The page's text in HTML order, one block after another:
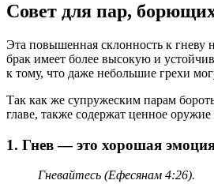
Совет для пар,
Эта повышенная склонность к гневу
брак имеет более высокую и
к тому, что даже небольшие грехи
Так как же супружеским парам
главе, также содержат ценное
1. Гнев — это хорошая
Гневайтесь (Ефесянам 4:26).